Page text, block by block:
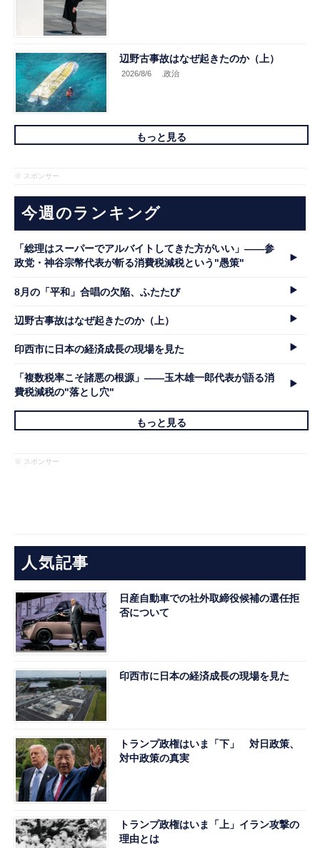
辺野古事故はなぜ起きたのか（上）
2026/8/6 .政治
もっと見る
※ スポンサー
今週のランキング
「総理はスーパーでアルバイトしてきた方がいい」――参
政党・神谷宗幣代表が斬る消費税減税という"愚策"
8月の「平和」合唱の欠陥、ふたたび
辺野古事故はなぜ起きたのか（上）
印西市に日本の経済成長の現場を見た
「複数税率こそ諸悪の根源」――玉木雄一郎代表が語る消
費税減税の"落とし穴"
もっと見る
※ スポンサー
人気記事
日産自動車での社外取締役候補の選任拒
否について
印西市に日本の経済成長の現場を見た
トランプ政権はいま「下」 対日政策、
対中政策の真実
トランプ政権はいま「上」イラン攻撃の
理由とは